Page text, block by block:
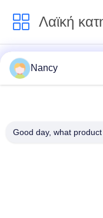
Λαϊκή
Σακούλες φίλτρου
συλλογής σκόνης
Nancy
Good day, what